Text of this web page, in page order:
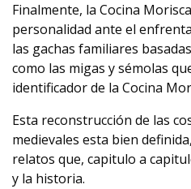
Finalmente, la Cocina
personalidad ante el
las gachas familiares
como las migas y sémolas
identificador de la Cocina
Esta reconstrucción de las
medievales esta bien
relatos que, capitulo a
y la historia.